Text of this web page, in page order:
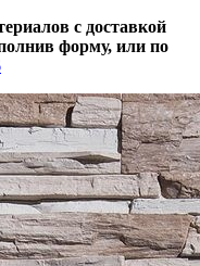
с доставкой
форму, или по